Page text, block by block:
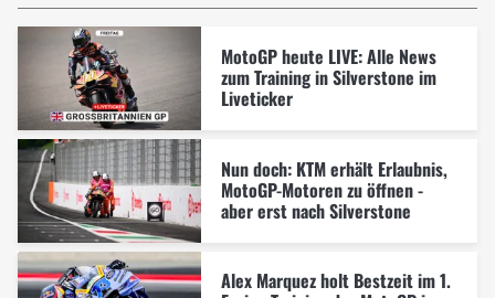
MotoGP heute LIVE: Alle News
zum Training in Silverstone im
Liveticker
Nun doch: KTM erhält Erlaubnis,
MotoGP-Motoren zu öffnen -
aber erst nach Silverstone
Alex Marquez holt Bestzeit im 1.